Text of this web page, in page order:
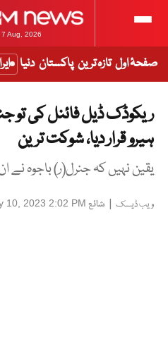
7 Aug, 2026
صفحۂ اول تازہ ترین پاکستان دنیا
ریکوڈک ڈیل فائنل کی تو
ہیرو قرار دیا، شوکت ترین
یقین نہیں کہ جنرل(ر) باجوہ نے
ویب ڈیسک | شائع 10, 2023 2:02 PM